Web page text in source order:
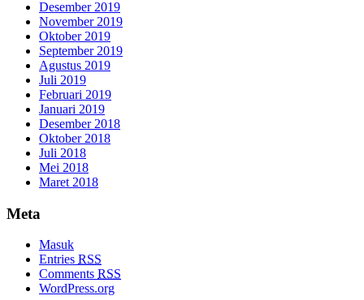
Desember 2019
November 2019
Oktober 2019
September 2019
Agustus 2019
Juli 2019
Februari 2019
Januari 2019
Desember 2018
Oktober 2018
Juli 2018
Mei 2018
Maret 2018
Meta
Masuk
Entries RSS
Comments RSS
WordPress.org